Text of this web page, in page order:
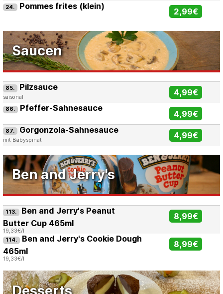
24. Pommes frites (klein)
2,99€
Saucen
85. Pilzsauce
saisonal 4,99€
86. Pfeffer-Sahnesauce
4,99€
87. Gorgonzola-Sahnesauce
mit Babyspinat 4,99€
Ben and Jerry's
113. Ben and Jerry's Peanut
Butter Cup 465ml
19,33€/l
8,99€
114. Ben and Jerry's Cookie Dough
465ml
19,33€/l
8,99€
Desserts